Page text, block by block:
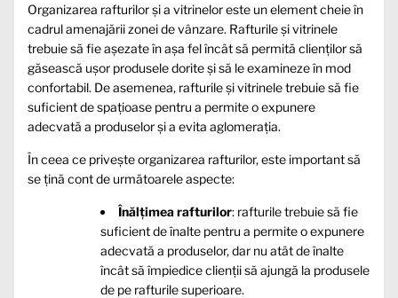
Organizarea rafturilor și a vitrinelor este un element cheie în
cadrul amenajării zonei de vânzare. Rafturile și vitrinele
trebuie să fie așezate în așa fel încât să permită clienților să
găsească ușor produsele dorite și să le examineze în mod
confortabil. De asemenea, rafturile și vitrinele trebuie să fie
suficient de spațioase pentru a permite o expunere
adecvată a produselor și a evita aglomerația.
În ceea ce privește organizarea rafturilor, este important să
se țină cont de următoarele aspecte:
Înălțimea rafturilor: rafturile trebuie să fie
suficient de înalte pentru a permite o expunere
adecvată a produselor, dar nu atât de înalte
încât să împiedice clienții să ajungă la produsele
de pe rafturile superioare.